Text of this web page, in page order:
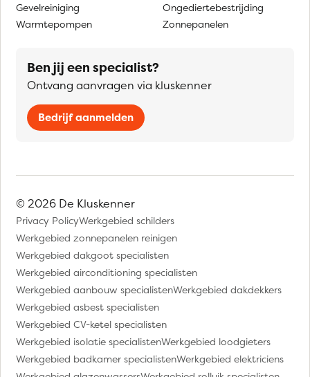
Gevelreiniging
Warmtepompen
Ongediertebestrijding
Zonnepanelen
Ben jij een specialist?
Ontvang aanvragen via kluskenner
Bedrijf aanmelden
© 2026 De Kluskenner
Privacy PolicyWerkgebied schilders
Werkgebied zonnepanelen reinigen
Werkgebied dakgoot specialisten
Werkgebied airconditioning specialisten
Werkgebied aanbouw specialistenWerkgebied dakdekkers
Werkgebied asbest specialisten
Werkgebied CV-ketel specialisten
Werkgebied isolatie specialistenWerkgebied loodgieters
Werkgebied badkamer specialistenWerkgebied elektriciens